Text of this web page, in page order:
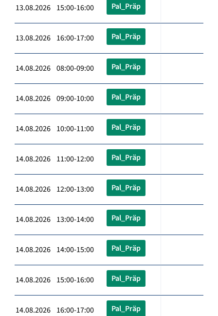
13.08.2026 15:00-16:00 Pal_Präp
13.08.2026 16:00-17:00 Pal_Präp
14.08.2026 08:00-09:00 Pal_Präp
14.08.2026 09:00-10:00 Pal_Präp
14.08.2026 10:00-11:00 Pal_Präp
14.08.2026 11:00-12:00 Pal_Präp
14.08.2026 12:00-13:00 Pal_Präp
14.08.2026 13:00-14:00 Pal_Präp
14.08.2026 14:00-15:00 Pal_Präp
14.08.2026 15:00-16:00 Pal_Präp
14.08.2026 16:00-17:00 Pal_Präp